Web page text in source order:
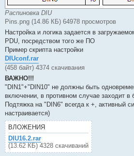
Распиновка DIU
Pins.png (14.86 КБ) 64978 просмотров
Настройка и логика задается в
PDU, посредством того же ПО
Пример скрипта настройки
DIUconf.rar
(458 байт) 4374 скачивания
ВАЖНО!!!
"DIN1"+"DIN10" не должны быть
включении, в противном случае заходит в
Подтяжка на "DIN6" всегда к +, активный
настраивается)
ВЛОЖЕНИЯ
DIU16.2.rar
(13.62 КБ) 4328 скачиваний